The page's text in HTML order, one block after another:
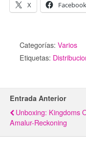
X Facebook
Categorías: Varios
Etiquetas:
Entrada Anterior
Unboxing: Kingdoms
Amalur-Reckoning